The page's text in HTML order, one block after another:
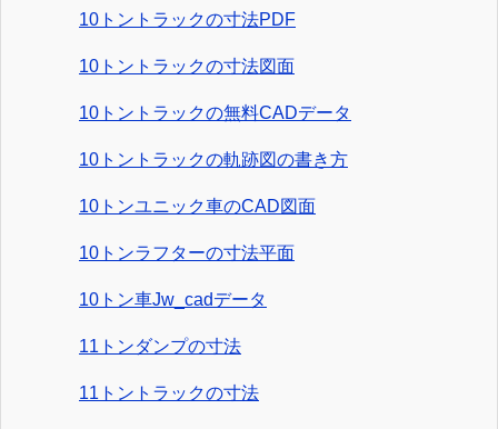
10トントラックの寸法PDF
10トントラックの寸法図面
10トントラックの無料CADデータ
10トントラックの軌跡図の書き方
10トンユニック車のCAD図面
10トンラフターの寸法平面
10トン車Jw_cadデータ
11トンダンプの寸法
11トントラックの寸法